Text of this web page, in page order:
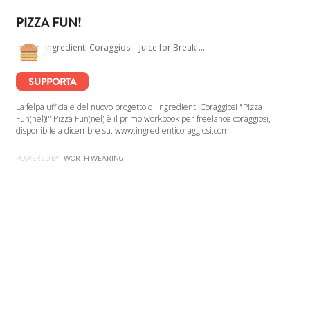
PIZZA FUN!
Ingredienti Coraggiosi - Juice for Breakfast
SUPPORTA
La felpa ufficiale del nuovo progetto di Ingredienti Coraggiosi "Pizza
Fun(nel)!" Pizza Fun(nel) è il primo workbook per freelance coraggiosi,
disponibile a dicembre su: www.ingredienticoraggiosi.com
POWERED BY WORTH WEARING